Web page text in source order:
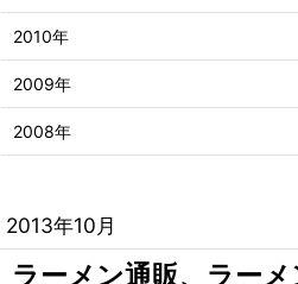
2013年10月
ラーメン通販、ラー
2010年
2009年
2008年